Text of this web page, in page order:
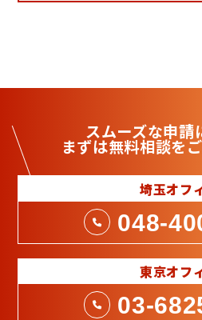
スムーズな申請
まずは無料相談を
埼玉オフ
048-
東京オフ
03-